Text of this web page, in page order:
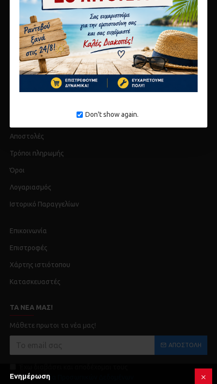
Don't show again.
10ο χλμ Αθηνών Λαμίας
Μεταμόρφωση 14451
τηλ 2117808440
info@karagianni.com
Αποστολές
Τρόποι πληρωμής
Όροι
Λογαριασμός
Ιστορικό Παραγγελίων
Επικοινωνία
Επιστροφές
Χάρτης ιστιότοπου
Κατασκευαστές
ΤΑ ΝΈΑ ΜΑΣ!
Μάθετε πρωτοι τα νέα μας!
ΑΠΟΣΤΟΛΉ
Προστασία Προσωπικών Δεδομένων
Ενημέρωση